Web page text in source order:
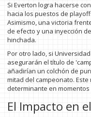
Si Everton logra hacerse
hacia los puestos de
Asimismo, una victoria
de efecto y una inyección
hinchada.
Por otro lado, si
asegurarán el título de
añadirían un colchón de
mitad del campeonato.
determinante en
El Impacto en